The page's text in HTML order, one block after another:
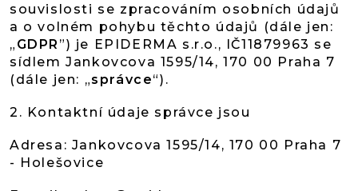
souvislosti se zpracováním osobních údajů
a o volném pohybu těchto údajů (dále jen:
„ GDPR ”) je EPIDERMA s.r.o., IČ11879963 se
sídlem Jankovcova 1595/14, 170 00 Praha 7
(dále jen: „správce“).
2. Kontaktní údaje správce jsou
Adresa: Jankovcova 1595/14, 170 00 Praha 7
- Holešovice